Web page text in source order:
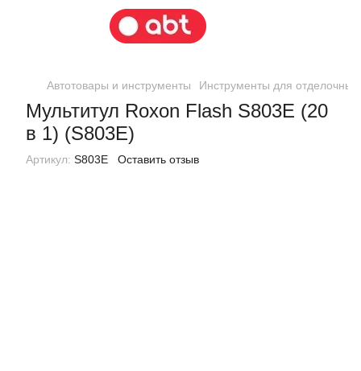
Автотовары и инструменты Инструменты для отделочных
Мультитул Roxon Flash S803E (20
в 1) (S803E)
Артикул: S803E Оставить отзыв